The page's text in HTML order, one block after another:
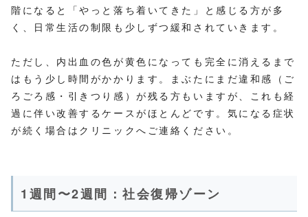
階になると「やっと落ち着いてきた」と感じる方が多
く、日常生活の制限も少しずつ緩和されていきます。
ただし、内出血の色が黄色になっても完全に消えるまで
はもう少し時間がかかります。まぶたにまだ違和感（ご
ろごろ感・引きつり感）が残る方もいますが、これも経
過に伴い改善するケースがほとんどです。気になる症状
が続く場合はクリニックへご連絡ください。
1週間〜2週間：社会復帰ゾーン